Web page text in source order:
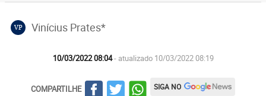
VP Vinícius Prates*
10/03/2022 08:04- atualizado 10/03/2022 08:19
COMPARTILHE SIGA NO